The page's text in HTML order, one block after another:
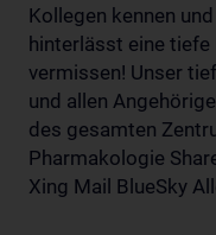
Kollegen kennen
hinterlässt eine
vermissen! Unser
und allen
des gesamten
Pharmakologie
Xing Mail BlueSky